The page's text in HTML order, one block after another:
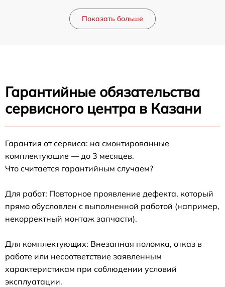
Показать больше
Гарантийные обязательства
сервисного центра в Казани
Гарантия от сервиса: на смонтированные
комплектующие — до 3 месяцев.
Что считается гарантийным случаем?
Для работ: Повторное проявление дефекта, который
прямо обусловлен с выполненной работой (например,
некорректный монтаж запчасти).
Для комплектующих: Внезапная поломка, отказ в
работе или несоответствие заявленным
характеристикам при соблюдении условий
эксплуатации.